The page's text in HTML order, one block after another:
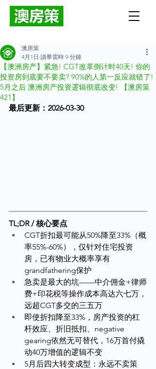
【澳洲房产】紧急! CGT改革倒计时40天! 你的
投资房到底要不要卖? 90%的人第一反应就错了!
5月之后 澳洲房产投资逻辑彻底改变! 【澳房策
421】
澳房策
4月1日 讀畢需時 9 分鐘
最后更新：2026-03-30
TL;DR / 核心要点
CGT折扣最可能从50%降至33%（概
率55%-60%），仅针对住宅投资
房，已有物业大概率享有
grandfathering保护
急卖是最大的坑——中介佣金+律师
费+印花税等操作成本高达六七万，
远超CGT多交的三五万
即使折扣降至33%，房产投资的杠
杆效应、折旧抵扣、negative
gearing依然无可替代，16万首付撬
动40万增值的逻辑不变
5月后四大转变成型：永远不卖策